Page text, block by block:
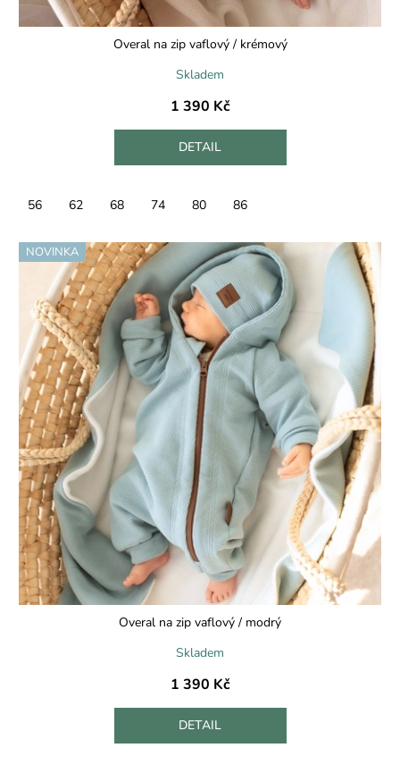
Overal na zip vaflový / krémový
Skladem
1 390 Kč
DETAIL
56 62 68 74 80 86
NOVINKA
Overal na zip vaflový / modrý
Skladem
1 390 Kč
DETAIL